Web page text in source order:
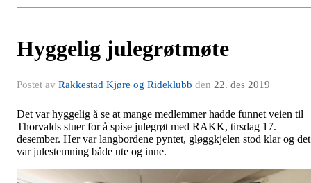
Hyggelig julegrøtmøte
Postet av Rakkestad Kjøre og Rideklubb den 22. des 2019
Det var hyggelig å se at mange medlemmer hadde funnet veien til
Thorvalds stuer for å spise julegrøt med RAKK, tirsdag 17.
desember. Her var langbordene pyntet, gløggkjelen stod klar og det
var julestemning både ute og inne.